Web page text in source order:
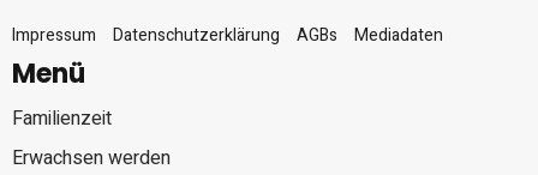
Impressum
Datenschutzerklärung AGBs Mediadaten
Menü
Familienzeit
Erwachsen werden